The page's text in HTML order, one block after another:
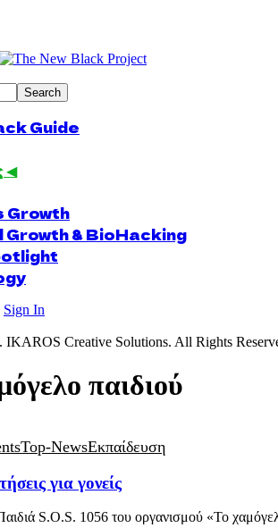
Guide
◀
Growth
& BioHacking
Sign In
Creative Solutions. All Rights
παιδιού
Top-NewsΕκπαίδευση
για γονείς
S.O.S. 1056 του οργανισμού «Το